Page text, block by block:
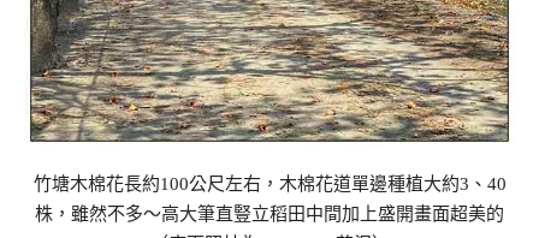
竹塘木棉花長約100公尺左右，木棉花道單邊種植大約3、40
株，雖然不多～高大筆直豎立稻田中間加上盛開畫面超美的